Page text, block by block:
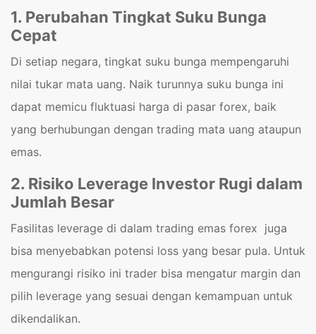
1. Perubahan Tingkat Suku Bunga
Cepat
Di setiap negara, tingkat suku bunga mempengaruhi
nilai tukar mata uang. Naik turunnya suku bunga ini
dapat memicu fluktuasi harga di pasar forex, baik
yang berhubungan dengan trading mata uang ataupun
emas.
2. Risiko Leverage Investor Rugi dalam
Jumlah Besar
Fasilitas leverage di dalam trading emas forex juga
bisa menyebabkan potensi loss yang besar pula. Untuk
mengurangi risiko ini trader bisa mengatur margin dan
pilih leverage yang sesuai dengan kemampuan untuk
dikendalikan.